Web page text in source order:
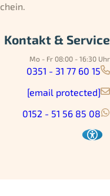
Kontakt & Service
Mo - Fr 08:00 - 16:30 Uhr
0351 - 31 77 60 15
[email protected]
0152 - 51 56 85 08